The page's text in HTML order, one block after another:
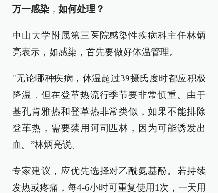
万一感染，如何处理？
中山大学附属第三医院感染性疾病科主任林炳
亮表示，如感染，首先要做好体温管理。
“无论哪种疾病，体温超过39摄氏度时都应积极
降温，但在登革热流行季节要非常慎重。由于
基孔肯雅热和登革热非常类似，如果不能排除
登革热，需要禁用阿司匹林，因为可能诱发出
血。”林炳亮说。
专家建议，应优先选择对乙酰氨基酚。若持续
发热或疼痛，每4-6小时可重复使用1次，一天用